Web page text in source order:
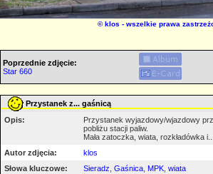
©klos - wszelkie prawa
Poprzednie zdjęcie:
Star 660
Przystanek z... gaśnicą
Opis:
Przystanek wyjazdowy/wjazdowy
pobliżu stacji paliw.
Mała zatoczka, wiata, rozkładówka
Autor zdjęcia:
klos
Słowa kluczowe:
Sieradz Gaśnica MPK wiata